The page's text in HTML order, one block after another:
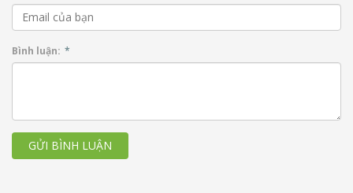
Bình luận: *
GỬI BÌNH LUẬN